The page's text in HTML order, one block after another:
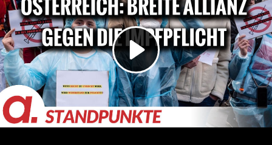
Play
Video